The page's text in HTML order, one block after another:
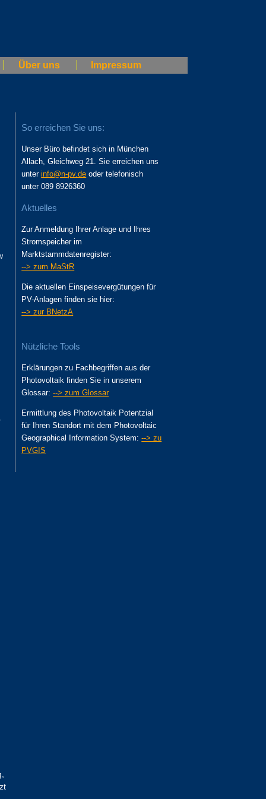
Über uns Impressum
So erreichen Sie uns:
Unser Büro befindet sich in München
Allach, Gleichweg 21. Sie erreichen uns
unterinfo@n-pv.de oder telefonisch
unter 089 8926360
Aktuelles
Zur Anmeldung Ihrer Anlage und Ihres
Stromspeicher im
Marktstammdatenregister:
--> zum MaStR
Die aktuellen Einspeisevergütungen für
PV-Anlagen finden sie hier:
--> zur BNetzA
Nützliche Tools
Erklärungen zu Fachbegriffen aus der
Photovoltaik finden Sie in unserem
Glossar:--> zum Glossar
Ermittlung des Photovoltaik Potentzial
für Ihren Standort mit dem Photovoltaic
Geographical Information System:--> zu
PVGIS